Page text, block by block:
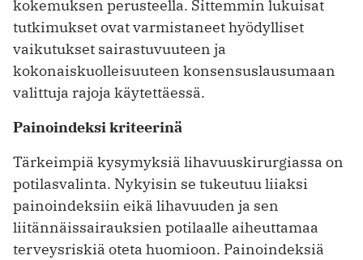
kokemuksen perusteella. Sittemmin lukuisat
tutkimukset ovat varmistaneet hyödylliset
vaikutukset sairastuvuuteen ja
kokonaiskuolleisuuteen konsensuslausumaan
valittuja rajoja käytettäessä.
Painoindeksi kriteerinä
Tärkeimpiä kysymyksiä lihavuuskirurgiassa on
potilasvalinta. Nykyisin se tukeutuu liiaksi
painoindeksiin eikä lihavuuden ja sen
liitännäissairauksien potilaalle aiheuttamaa
terveysriskiä oteta huomioon. Painoindeksiä